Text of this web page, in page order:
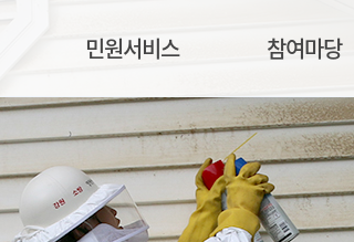
민원서비스 참여마당